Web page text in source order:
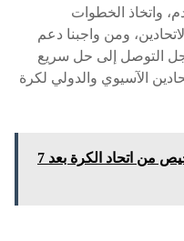
واتخاذ الخطوات
ومن واجبنا دعم
التوصل إلى حل سريع
الآسيوي والدولي لكرة
أندية عمانتل تتلقى تراخيص من اتحاد الكرة بعد 7